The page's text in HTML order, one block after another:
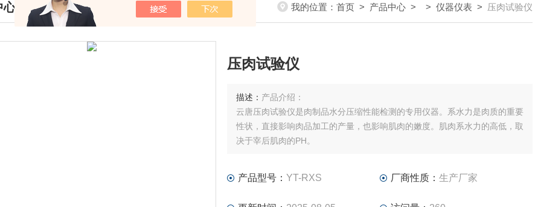
心
CENTER
我的位置： 首页 > 产品中心 > > 仪器仪表 > 压肉试验仪
压肉试验仪
描述： 产品介绍：
云唐压肉试验仪是肉制品水分压缩性能检测的专用仪器。系水力是肉质的重要
性状，直接影响肉品加工的产量，也影响肌肉的嫩度。肌肉系水力的高低，取
决于宰后肌肉的PH。
产品型号： YT-RXS 厂商性质： 生产厂家